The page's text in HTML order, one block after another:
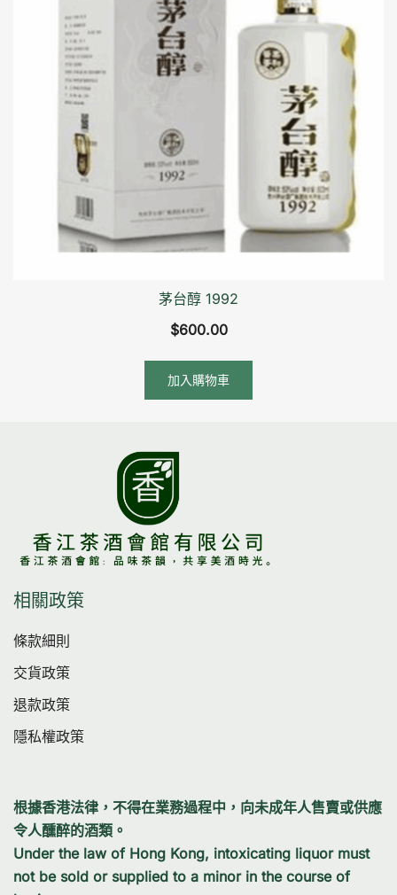
茅台醇 1992
$600.00
加入購物車
相關政策
條款細則
交貨政策
退款政策
隱私權政策
根據香港法律，不得在業務過程中，向未成年人售賣或供應
令人醺醉的酒類。
Under the law of Hong Kong, intoxicating liquor must
not be sold or supplied to a minor in the course of